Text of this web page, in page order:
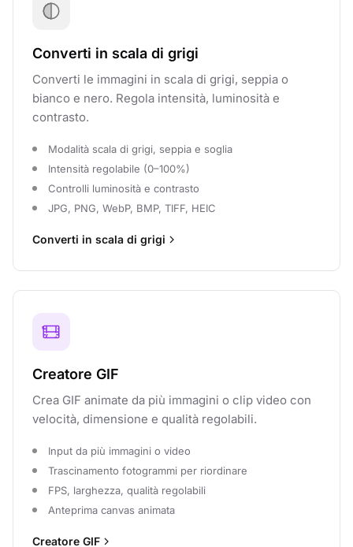
Converti in scala di grigi
Converti le immagini in scala di grigi, seppia o
bianco e nero. Regola intensità, luminosità e
contrasto.
Modalità scala di grigi, seppia e soglia
Intensità regolabile (0–100%)
Controlli luminosità e contrasto
JPG, PNG, WebP, BMP, TIFF, HEIC
Converti in scala di grigi
Creatore GIF
Crea GIF animate da più immagini o clip video con
velocità, dimensione e qualità regolabili.
Input da più immagini o video
Trascinamento fotogrammi per riordinare
FPS, larghezza, qualità regolabili
Anteprima canvas animata
Creatore GIF